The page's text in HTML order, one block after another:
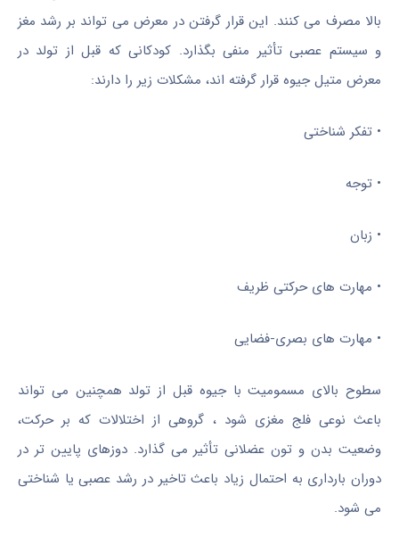
بالا مصرف می کنند. این قرار گرفتن در معرض می تواند بر رشد مغز
و سیستم عصبی تأثیر منفی بگذارد. کودکانی که قبل از تولد در
معرض متیل جیوه قرار گرفته اند، مشکلات زیر را دارند:
• تفکر شناختی
• توجه
• زبان
• مهارت های حرکتی ظریف
• مهارت های بصری-فضایی
سطوح بالای مسمومیت با جیوه قبل از تولد همچنین می تواند
باعث نوعی فلج مغزی شود ، گروهی از اختلالات که بر حرکت،
وضعیت بدن و تون عضلانی تأثیر می گذارد. دوزهای پایین تر در
دوران بارداری به احتمال زیاد باعث تاخیر در رشد عصبی یا شناختی
می شود.